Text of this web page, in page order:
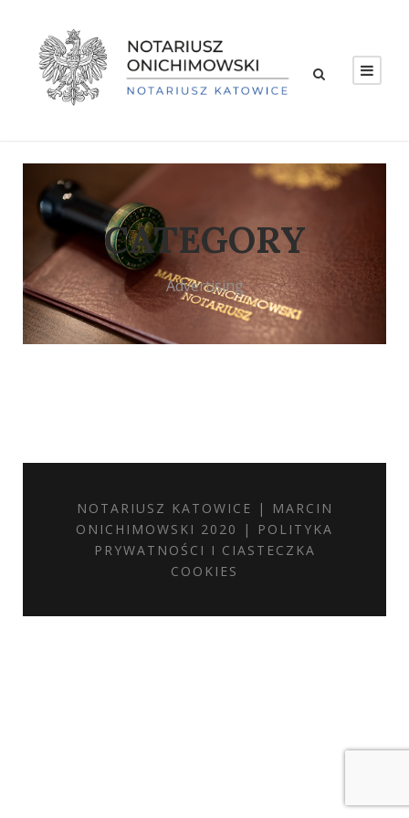
CATEGORY
Advertising
NOTARIUSZ KATOWICE | MARCIN
ONICHIMOWSKI 2020 |
POLITYKA
PRYWATNOŚCI I CIASTECZKA
COOKIES